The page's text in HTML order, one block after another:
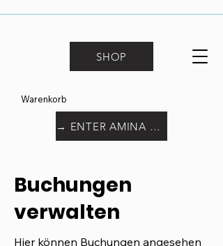
SHOP
Warenkorb
→ ENTER AMINA WORLD
Buchungen
verwalten
Hier können Buchungen angesehen